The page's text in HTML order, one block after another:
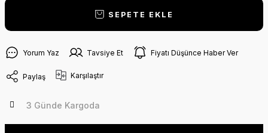
SEPETE EKLE
Yorum Yaz Tavsiye Et Fiyatı Düşünce Haber Ver
Paylaş Karşılaştır
3 Günde Kargoda